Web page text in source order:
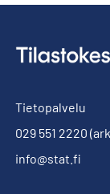
Tietopalvelu
029 551 2220
info@stat.fi